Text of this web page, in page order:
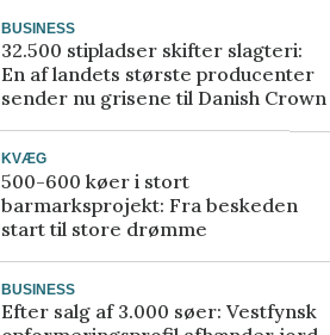
BUSINESS
32.500 stipladser skifter slagteri:
En af landets største producenter
sender nu grisene til Danish Crown
KVÆG
500-600 køer i stort
barmarksprojekt: Fra beskeden
start til store drømme
BUSINESS
Efter salg af 3.000 søer: Vestfynsk